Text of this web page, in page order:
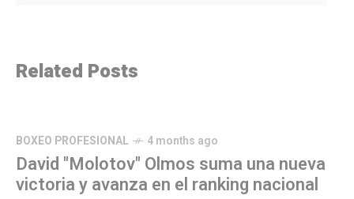
Related Posts
BOXEO PROFESIONAL 4 months ago
David "Molotov" Olmos suma una nueva
victoria y avanza en el ranking nacional